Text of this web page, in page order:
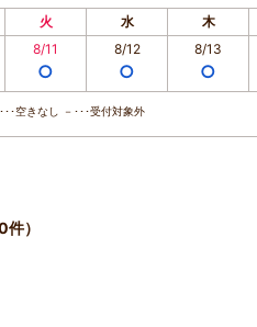
火 水 木
8/11
○
8/12
○
8/13
○
･空きなし －･･･受付対象外
件）